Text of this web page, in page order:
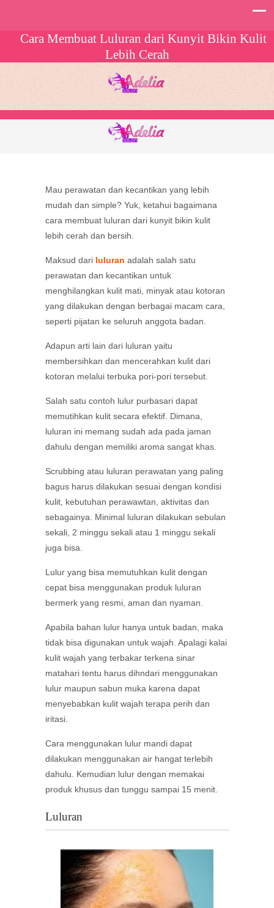
Cara Membuat Luluran dari Kunyit Bikin Kulit
Lebih Cerah
Mau perawatan dan kecantikan yang lebih
mudah dan simple? Yuk, ketahui bagaimana
cara membuat luluran dari kunyit bikin kulit
lebih cerah dan bersih.
Maksud dari luluran adalah salah satu
perawatan dan kecantikan untuk
menghilangkan kulit mati, minyak atau kotoran
yang dilakukan dengan berbagai macam cara,
seperti pijatan ke seluruh anggota badan.
Adapun arti lain dari luluran yaitu
membersihkan dan mencerahkan kulit dari
kotoran melalui terbuka pori-pori tersebut.
Salah satu contoh lulur purbasari dapat
memutihkan kulit secara efektif. Dimana,
luluran ini memang sudah ada pada jaman
dahulu dengan memiliki aroma sangat khas.
Scrubbing atau luluran perawatan yang paling
bagus harus dilakukan sesuai dengan kondisi
kulit, kebutuhan perawawtan, aktivitas dan
sebagainya. Minimal luluran dilakukan sebulan
sekali, 2 minggu sekali atau 1 minggu sekali
juga bisa.
Lulur yang bisa memutuhkan kulit dengan
cepat bisa menggunakan produk luluran
bermerk yang resmi, aman dan nyaman.
Apabila bahan lulur hanya untuk badan, maka
tidak bisa digunakan untuk wajah. Apalagi kalai
kulit wajah yang terbakar terkena sinar
matahari tentu harus dihndari menggunakan
lulur maupun sabun muka karena dapat
menyebabkan kulit wajah terapa perih dan
iritasi.
Cara menggunakan lulur mandi dapat
dilakukan menggunakan air hangat terlebih
dahulu. Kemudian lulur dengan memakai
produk khusus dan tunggu sampai 15 menit.
Luluran